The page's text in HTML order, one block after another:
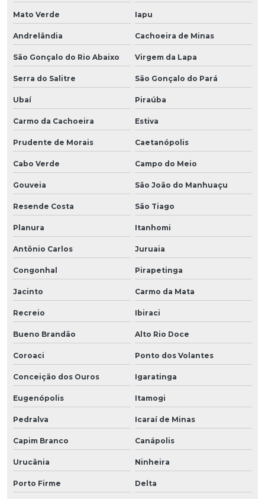
Mato Verde Iapu
Andrelândia Cachoeira de Minas
São Gonçalo do Rio Abaixo Virgem da Lapa
Serra do Salitre São Gonçalo do Pará
Ubaí Piraúba
Carmo da Cachoeira Estiva
Prudente de Morais Caetanópolis
Cabo Verde Campo do Meio
Gouveia São João do Manhuaçu
Resende Costa São Tiago
Planura Itanhomi
Antônio Carlos Juruaia
Congonhal Pirapetinga
Jacinto Carmo da Mata
Recreio Ibiraci
Bueno Brandão Alto Rio Doce
Coroaci Ponto dos Volantes
Conceição dos Ouros Igaratinga
Eugenópolis Itamogi
Pedralva Icaraí de Minas
Capim Branco Canápolis
Urucânia Ninheira
Porto Firme Delta